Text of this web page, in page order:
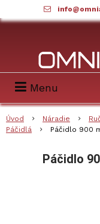
Menu
Úvod Náradie
Páčidlá
Páčidlo 900
Páčidlo